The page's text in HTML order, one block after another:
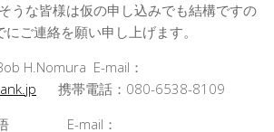
うな皆様は仮の申し込みでも結構ですの
ご連絡を願い申し上げます。
H.Nomura E-mail：
携帯電話：080-6538-8109
悟 E-mail：